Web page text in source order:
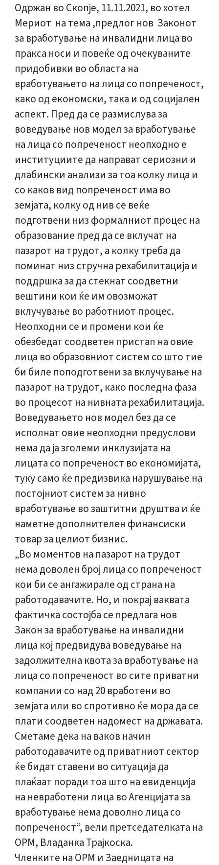
Одржан во Скопје, 11.11.2021, во хотел
Мериот на тема ,предлог нов Законот
за вработување на инвалидни лица во
пракса носи и повеќе од очекуваните
придобивки во областа на
вработувањето на лица со попреченост,
како од економски, така и од социјален
аспект. Пред да се размислува за
воведување нов модел за вработување
на лица со попреченост неопходно е
институциите да направат сериозни и
длабински анализи за тоа колку лица и
со каков вид попреченост има во
земјата, колку од нив се веќе
подготвени низ формалниот процес на
образование пред да се вклучат на
пазарот на трудот, а колку треба да
поминат низ стручна рехабилитација и
поддршка за да стекнат соодветни
вештини кои ќе им овозможат
вклучување во работниот процес.
Неопходни се и промени кои ќе
обезбедат соодветен пристап на овие
лица во образовниот систем со што тие
би биле поподготвени за вклучување на
пазарот на трудот, како последна фаза
во процесот на нивната рехабилитација.
Воведувањето нов модел без да се
исполнат овие неопходни предуслови
нема да ја зголеми инклузијата на
лицата со попреченост во економијата,
туку само ќе предизвика нарушување на
постојниот систем за нивно
вработување во заштитни друштва и ќе
наметне дополнителен финансиски
товар за целиот бизнис.
„Во моментов на пазарот на трудот
нема доволен број лица со попреченост
кои би се ангажирале од страна на
работодавачите. Но, и покрај ваквата
фактичка состојба се предлага нов
Закон за вработување на инвалидни
лица кој предвидува воведување на
задолжителна квота за вработување на
лица со попреченост во сите приватни
компании со над 20 вработени во
земјата или во спротивно ќе мора да се
плати соодветен надомест на државата.
Сметаме дека на ваков начин
работодавачите од приватниот сектор
ќе бидат ставени во ситуација да
плаќаат поради тоа што на евиденција
на невработени лица во Агенцијата за
вработување нема доволно лица со
попреченост“, вели претседателката на
ОРМ, Владанка Трајкоска.
Членките на ОРМ и Заедницата на